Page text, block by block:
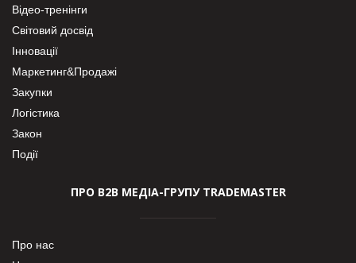
Відео-тренінги
Світовий досвід
Інновації
Маркетинг&Продажі
Закупки
Логістика
Закон
Події
ПРО В2В МЕДІА-ГРУПУ TRADEMASTER
Про нас